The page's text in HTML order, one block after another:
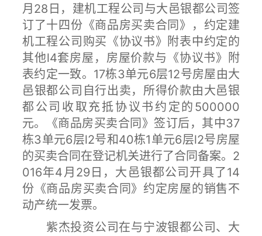
月28日，建机工程公司与大邑银都公司签
订了十四份《商品房买卖合同》，约定建
机工程公司购买《协议书》附表中约定的
其他l4套房屋，房屋价款与《协议书》附
表约定一致。17栋3单元6层12号房屋由大
邑银都公司自行出卖，所得价款由大邑银
都公司收取充抵协议书约定的500000
元。《商品房买卖合同》签订后，其中37
栋3单元6层l2号和40栋1单元6层l2号房屋
的买卖合同在登记机关进行了合同备案。2
016年4月29日，大邑银都公司开具了14
份《商品房买卖合同》约定房屋的销售不
动产统一发票。
紫杰投资公司在与宁波银都公司、大